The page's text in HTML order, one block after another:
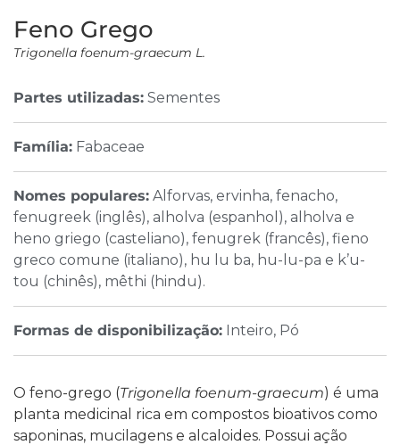
Feno Grego
Trigonella foenum-graecum L.
Partes utilizadas: Sementes
Família: Fabaceae
Nomes populares: Alforvas, ervinha, fenacho,
fenugreek (inglês), alholva (espanhol), alholva e
heno griego (casteliano), fenugrek (francês), fieno
greco comune (italiano), hu lu ba, hu-lu-pa e k’u-
tou (chinês), mêthi (hindu).
Formas de disponibilização: Inteiro, Pó
O feno-grego (Trigonella foenum-graecum) é uma
planta medicinal rica em compostos bioativos como
saponinas, mucilagens e alcaloides. Possui ação